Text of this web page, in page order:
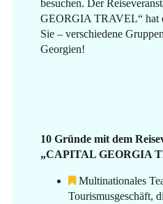
besuchen. Der
GEORGIA TRAVEL“ hat
Sie – verschiedene
Georgien!
10 Gründe mit dem
„CAPITAL GEORGIA
Multinationales
Tourismusgeschäft,